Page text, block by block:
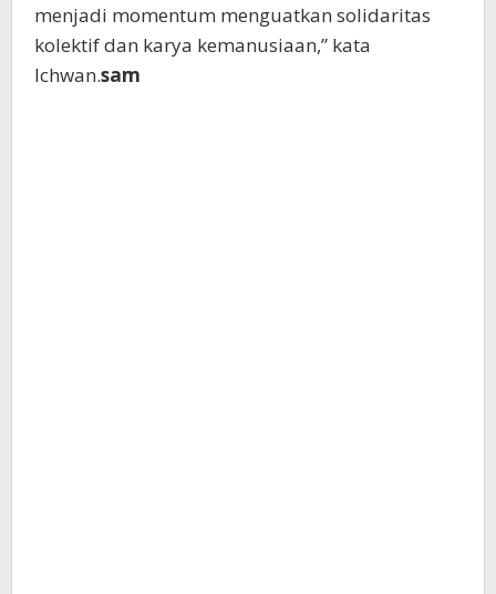
menjadi momentum menguatkan solidaritas
kolektif dan karya kemanusiaan,” kata
Ichwan.sam